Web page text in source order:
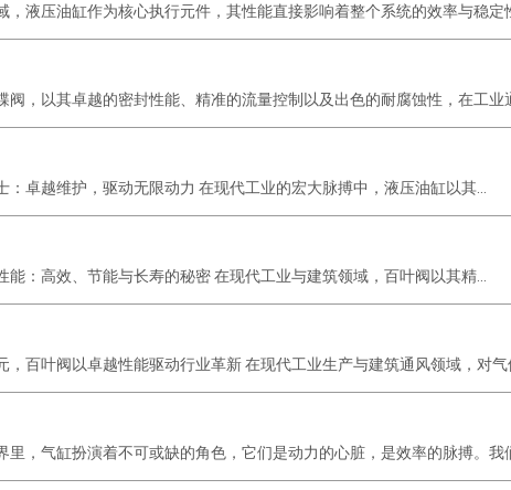
液压油缸作为核心执行元件，其性能直接影响着整个系统的效率与稳定
，以其卓越的密封性能、精准的流量控制以及出色的耐腐蚀性，在工业
卓越维护，驱动无限动力 在现代工业的宏大脉搏中，液压油缸以其...
：高效、节能与长寿的秘密 在现代工业与建筑领域，百叶阀以其精...
百叶阀以卓越性能驱动行业革新 在现代工业生产与建筑通风领域，对气
，气缸扮演着不可或缺的角色，它们是动力的心脏，是效率的脉搏。我